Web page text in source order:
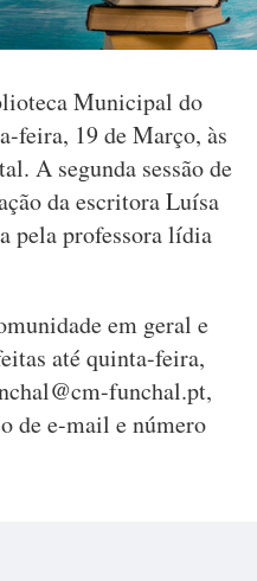
Municipal do
feira, 19 de Março, às
A segunda sessão de
da escritora Luísa
pela professora lídia
em geral e
até quinta-feira,
funchal.pt,
de e-mail e número